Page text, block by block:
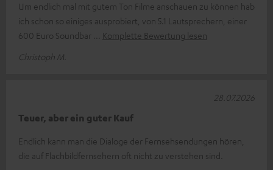
Um endlich mal mit gutem Ton Filme anschauen zu können hab
ich schon so einiges ausprobiert, von 5.1 Lautsprechern, einer
600 Euro Soundbar
Komplette Bewertung lesen
Christoph M.
Teuer, aber ein guter Kauf
Endlich kann man die Dialoge der Fernsehsendungen hören,
die auf Flachbildfernsehern oft nicht zu verstehen sind.
28.07.2026